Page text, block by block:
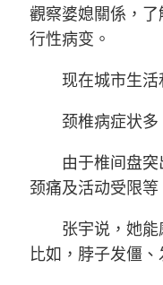
觀察婆媳關係，
行性病变。
现在城市生活和
颈椎病症状多
由于椎间盘突出
颈痛及活动受限等
张宇说，她能感
比如，脖子发僵